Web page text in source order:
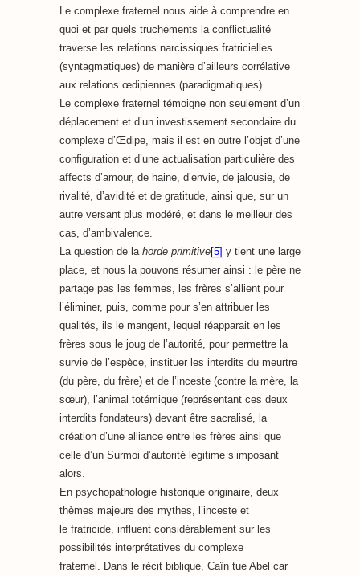
Le complexe fraternel nous aide à comprendre en
quoi et par quels truchements la conflictualité
traverse les relations narcissiques fratricielles
(syntagmatiques) de manière d’ailleurs corrélative
aux relations œdipiennes (paradigmatiques).
Le complexe fraternel témoigne non seulement d’un
déplacement et d’un investissement secondaire du
complexe d’Œdipe, mais il est en outre l’objet d’une
configuration et d’une actualisation particulière des
affects d’amour, de haine, d’envie, de jalousie, de
rivalité, d’avidité et de gratitude, ainsi que, sur un
autre versant plus modéré, et dans le meilleur des
cas, d’ambivalence.
La question de la horde primitive[5] y tient une large
place, et nous la pouvons résumer ainsi : le père ne
partage pas les femmes, les frères s’allient pour
l’éliminer, puis, comme pour s’en attribuer les
qualités, ils le mangent, lequel réapparait en les
frères sous le joug de l’autorité, pour permettre la
survie de l’espèce, instituer les interdits du meurtre
(du père, du frère) et de l’inceste (contre la mère, la
sœur), l’animal totémique (représentant ces deux
interdits fondateurs) devant être sacralisé, la
création d’une alliance entre les frères ainsi que
celle d’un Surmoi d’autorité légitime s’imposant
alors.
En psychopathologie historique originaire, deux
thèmes majeurs des mythes, l’inceste et
le fratricide, influent considérablement sur les
possibilités interprétatives du complexe
fraternel. Dans le récit biblique, Caïn tue Abel car